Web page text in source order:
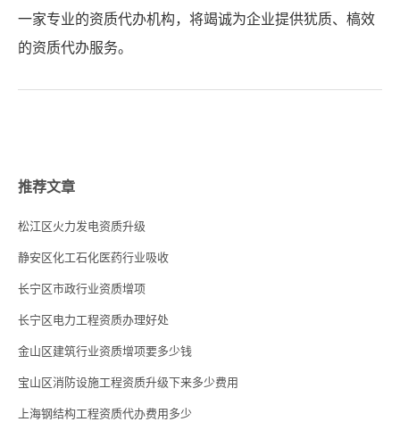
一家专业的资质代办机构，将竭诚为企业提供犹质、槁效
的资质代办服务。
推荐文章
松江区火力发电资质升级
静安区化工石化医药行业吸收
长宁区市政行业资质增项
长宁区电力工程资质办理好处
金山区建筑行业资质增项要多少钱
宝山区消防设施工程资质升级下来多少费用
上海钢结构工程资质代办费用多少